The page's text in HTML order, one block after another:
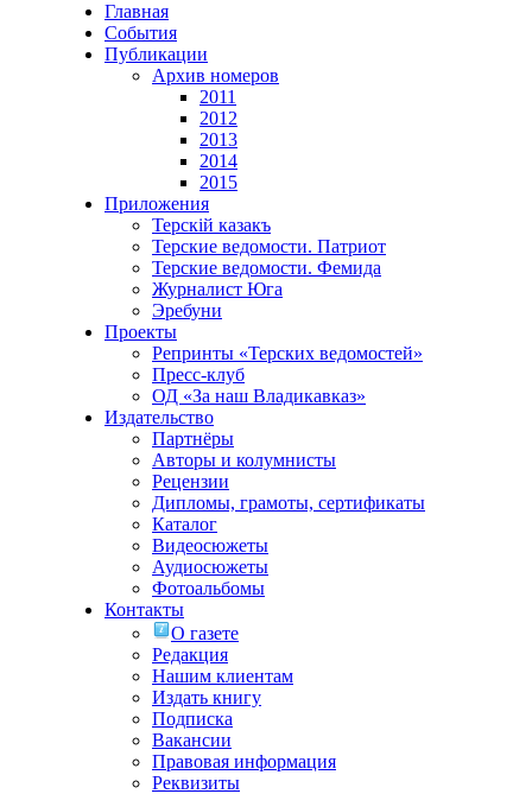
Главная
События
Публикации
Архив номеров
2011
2012
2013
2014
2015
Приложения
Терскiй казакъ
Терские ведомости. Патриот
Терские ведомости. Фемида
Журналист Юга
Эребуни
Проекты
Репринты «Терских ведомостей»
Пресс-клуб
ОД «За наш Владикавказ»
Издательство
Партнёры
Авторы и колумнисты
Рецензии
Дипломы, грамоты, сертификаты
Каталог
Видеосюжеты
Аудиосюжеты
Фотоальбомы
Контакты
О газете
Редакция
Нашим клиентам
Издать книгу
Подписка
Вакансии
Правовая информация
Реквизиты